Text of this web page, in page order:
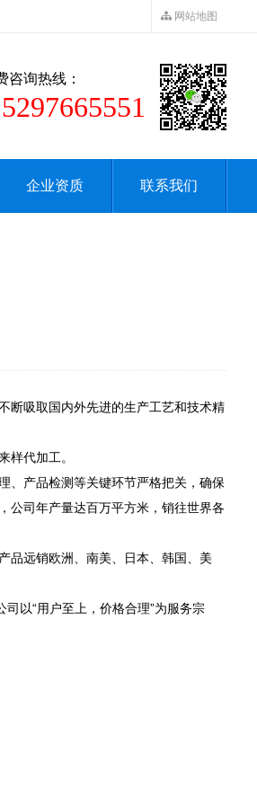
网站地图
咨询热线：
企业资质 联系我们
断吸取国内外先进的生产工艺和技术精
样代加工。
、产品检测等关键环节严格把关，确保
公司年产量达百万平方米，销往世界各
品远销欧洲、南美、日本、韩国、美
以“用户至上，价格合理”为服务宗